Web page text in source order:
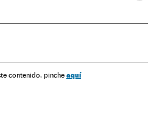
contenido, pinche aquí